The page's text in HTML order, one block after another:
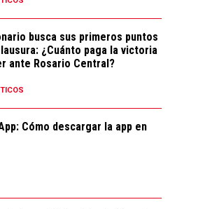
responsable? Las
decisiones...
de Coudet
...
busca sus primeros puntos
¿Cuánto paga la victoria
ante Rosario Central?
Cómo descargar la app en